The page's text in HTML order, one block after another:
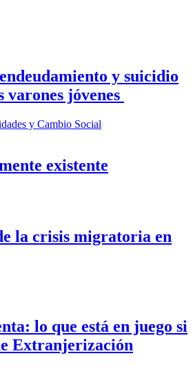
y suicidio
varones jóvenes
y Cambio Social
existente
la crisis migratoria en
lo que está en juego si
Extranjerización